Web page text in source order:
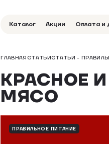
Каталог Акции Оплата и
ГЛАВНАЯСТАТЬИСТАТЬИ -
КРАСНОЕ
МЯСО
ПРАВИЛЬНОЕ ПИТАНИЕ